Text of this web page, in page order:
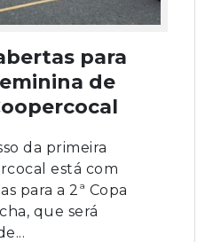
para
de
da primeira
está com
para a 2ª Copa
que será